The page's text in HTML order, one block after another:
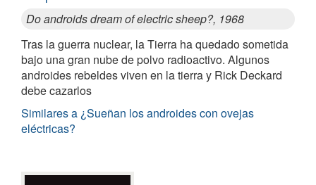
Do androids dream of electric sheep?, 1968
Tras la guerra nuclear, la Tierra ha quedado sometida
bajo una gran nube de polvo radioactivo. Algunos
androides rebeldes viven en la tierra y Rick Deckard
debe cazarlos
Similares a ¿Sueñan los androides con ovejas
eléctricas?